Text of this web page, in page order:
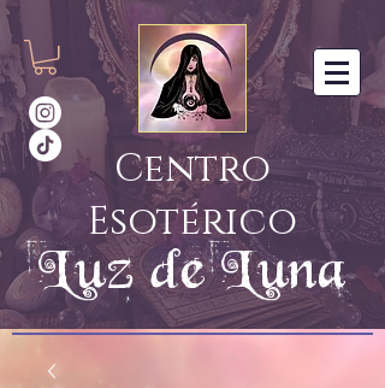
Centro
Esotérico
Luz de Luna